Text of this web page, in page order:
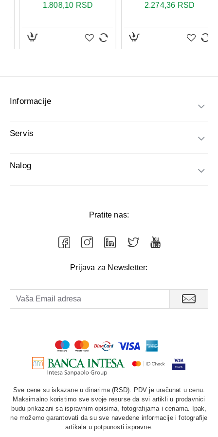
Informacije
Servis
Nalog
Pratite nas:
Prijava za Newsletter:
Sve cene su iskazane u dinarima (RSD). PDV je uračunat u cenu.
Maksimalno koristimo sve svoje resurse da svi artikli u prodavnici
budu prikazani sa ispravnim opisima, fotografijama i cenama. Ipak,
ne možemo garantovati da su sve navedene informacije i fotografije
artikala u potpunosti ispravne.